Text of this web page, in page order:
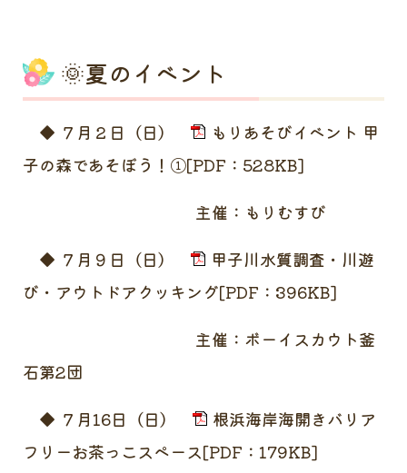
🌞夏のイベント
◆ ７月２日（日）
もりあそびイベント 甲
子の森であそぼう！①[PDF：528KB]
主催：もりむすび
◆ ７月９日（日）
甲子川水質調査・川遊
び・アウトドアクッキング[PDF：396KB]
主催：ボーイスカウト釜
石第2団
◆ ７月16日（日）
根浜海岸海開きバリア
フリーお茶っこスペース[PDF：179KB]